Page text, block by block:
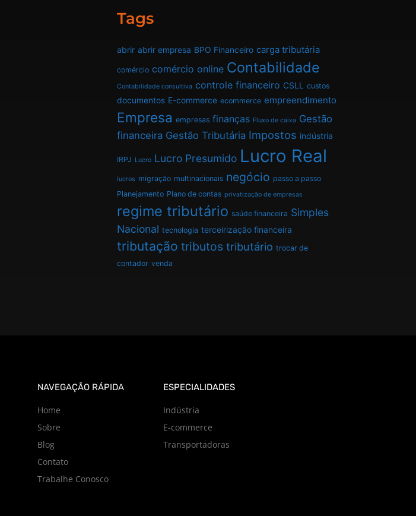
Tags
abrir abrir empresa BPO Financeiro carga tributária
comércio comércio online Contabilidade
Contabilidade consultiva controle financeiro CSLL custos
documentos E-commerce ecommerce empreendimento
Empresa empresas finanças Fluxo de caixa Gestão
financeira Gestão Tributária Impostos indústria
IRPJ Lucro Lucro Presumido Lucro Real
lucros migração multinacionais negócio passo a passo
Planejamento Plano de contas privatização de empresas
regime tributário saúde financeira Simples
Nacional tecnologia terceirização financeira
tributação tributos tributário trocar de
contador venda
NAVEGAÇÃO RÁPIDA
Home
Sobre
Blog
Contato
Trabalhe Conosco
ESPECIALIDADES
Indústria
E-commerce
Transportadoras